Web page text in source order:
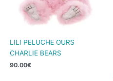
LILI PELUCHE OURS
CHARLIE BEARS
90.00€